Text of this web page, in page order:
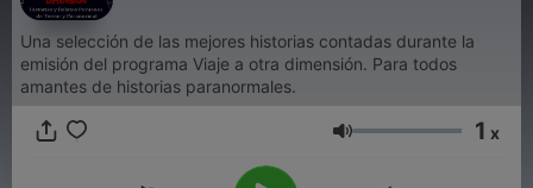
Una selección de las mejores historias contadas durante la
emisión del programa Viaje a otra dimensión. Para todos
amantes de historias paranormales.
Volumen 1 x